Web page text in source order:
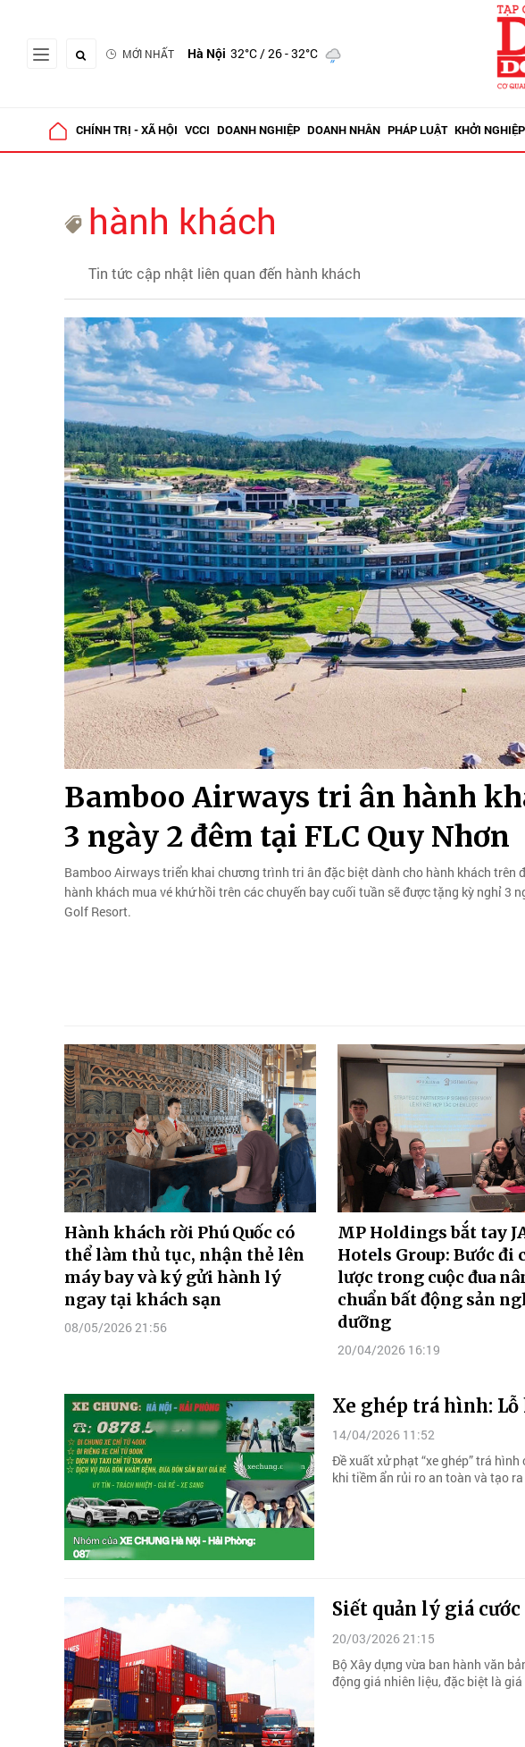
MỚI NHẤT Hà Nội 32°C/ 26 - 32°C
CHÍNH TRỊ - XÃ HỘI VCCI DOANH NGHIỆP DOANH NHÂN PHÁP LUẬT KHỞI NGHIỆP
hành khách
Tin tức cập nhật liên quan đến hành khách
Bamboo Airways tri ân hành
3 ngày 2 đêm tại FLC Quy Nhơn
Bamboo Airways triển khai chương trình tri ân đặc biệt dành cho hành khách trên
hành khách mua vé khứ hồi trên các chuyến bay cuối tuần sẽ được tặng kỳ nghỉ 3
Golf Resort.
Hành khách rời Phú Quốc có
thể làm thủ tục, nhận thẻ lên
máy bay và ký gửi hành lý
ngay tại khách sạn
08/05/2026 21:56
MP Holdings bắt tay
Hotels Group: Bước đi
lược trong cuộc đua
chuẩn bất động sản
dưỡng
20/04/2026 16:19
Xe ghép trá hình:
14/04/2026 11:52
Đề xuất xử phạt “xe ghép” trá
khi tiềm ẩn rủi ro an toàn và tạo
Siết quản lý giá
20/03/2026 21:15
Bộ Xây dựng vừa ban hành văn
động giá nhiên liệu, đặc biệt là